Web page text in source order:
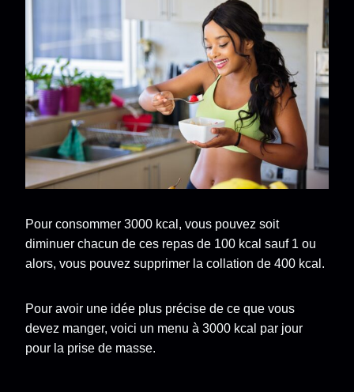
Pour consommer 3000 kcal, vous pouvez soit
diminuer chacun de ces repas de 100 kcal sauf 1 ou
alors, vous pouvez supprimer la collation de 400 kcal.
Pour avoir une idée plus précise de ce que vous
devez manger, voici un menu à 3000 kcal par jour
pour la prise de masse.